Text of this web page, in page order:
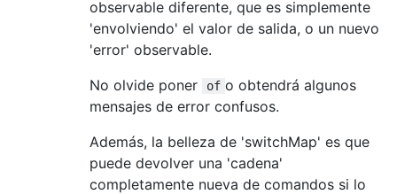
observable diferente, que es simplemente
'envolviendo' el valor de salida, o un nuevo
'error' observable.
No olvide poner
of o obtendrá algunos
mensajes de error confusos.
Además, la belleza de 'switchMap' es que
puede devolver una 'cadena'
completamente nueva de comandos si lo